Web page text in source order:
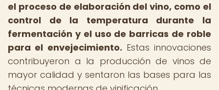
el proceso de elaboración del vino, como el
control de la temperatura durante la
fermentación y el uso de barricas de roble
para el envejecimiento. Estas innovaciones
contribuyeron a la producción de vinos de
mayor calidad y sentaron las bases para las